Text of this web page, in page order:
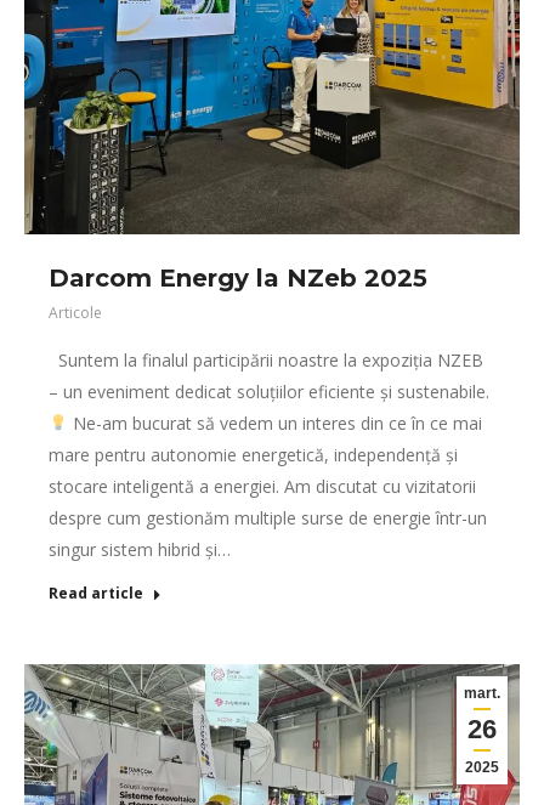
Darcom Energy la NZeb 2025
Articole
Suntem la finalul participării noastre la expoziția NZEB
– un eveniment dedicat soluțiilor eficiente și sustenabile.
Ne-am bucurat să vedem un interes din ce în ce mai
mare pentru autonomie energetică, independență și
stocare inteligentă a energiei. Am discutat cu vizitatorii
despre cum gestionăm multiple surse de energie într-un
singur sistem hibrid și…
Read article
mart.
26
2025